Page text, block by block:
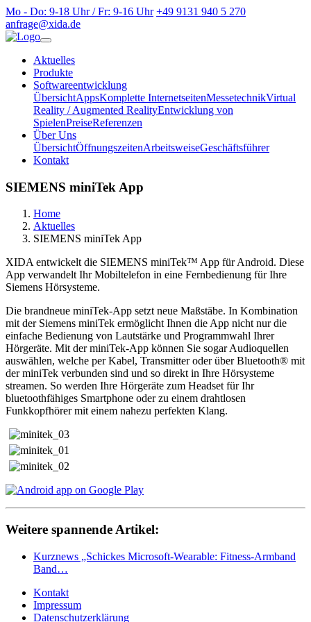
Mo - Do: 9-18 Uhr / Fr: 9-16 Uhr +49 9131 940 5 270
anfrage@xida.de
Aktuelles
Produkte
Softwareentwicklung
ÜbersichtAppsKomplette InternetseitenMessetechnikVirtual
Reality / Augmented RealityEntwicklung von
SpielenPreiseReferenzen
Über Uns
ÜbersichtÖffnungszeitenArbeitsweiseGeschäftsführer
Kontakt
SIEMENS miniTek App
Home
Aktuelles
SIEMENS miniTek App
XIDA entwickelt die SIEMENS miniTek™ App für Android. Diese
App verwandelt Ihr Mobiltelefon in eine Fernbedienung für Ihre
Siemens Hörsysteme.
Die brandneue miniTek-App setzt neue Maßstäbe. In Kombination
mit der Siemens miniTek ermöglicht Ihnen die App nicht nur die
einfache Bedienung von Lautstärke und Programmwahl Ihrer
Hörgeräte. Mit der miniTek-App können Sie sogar Audioquellen
auswählen, welche per Kabel, Transmitter oder über Bluetooth® mit
der miniTek verbunden sind und so direkt in Ihre Hörsysteme
streamen. So werden Ihre Hörgeräte zum Headset für Ihr
bluetoothfähiges Smartphone oder zu einem drahtlosen
Funkkopfhörer mit einem nahezu perfekten Klang.
Weitere spannende Artikel:
Kurznews „Schickes Microsoft-Wearable: Fitness-Armband
Band…
Kontakt
Impressum
Datenschutzerklärung